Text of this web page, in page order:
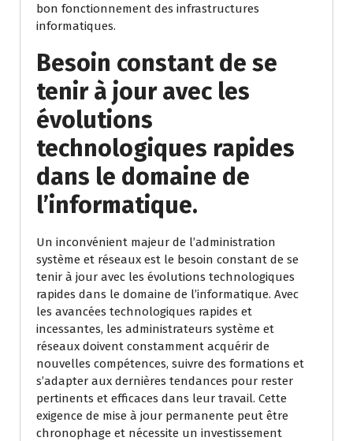
bon fonctionnement des infrastructures
informatiques.
Besoin constant de se
tenir à jour avec les
évolutions
technologiques rapides
dans le domaine de
l’informatique.
Un inconvénient majeur de l’administration
système et réseaux est le besoin constant de se
tenir à jour avec les évolutions technologiques
rapides dans le domaine de l’informatique. Avec
les avancées technologiques rapides et
incessantes, les administrateurs système et
réseaux doivent constamment acquérir de
nouvelles compétences, suivre des formations et
s’adapter aux dernières tendances pour rester
pertinents et efficaces dans leur travail. Cette
exigence de mise à jour permanente peut être
chronophage et nécessite un investissement